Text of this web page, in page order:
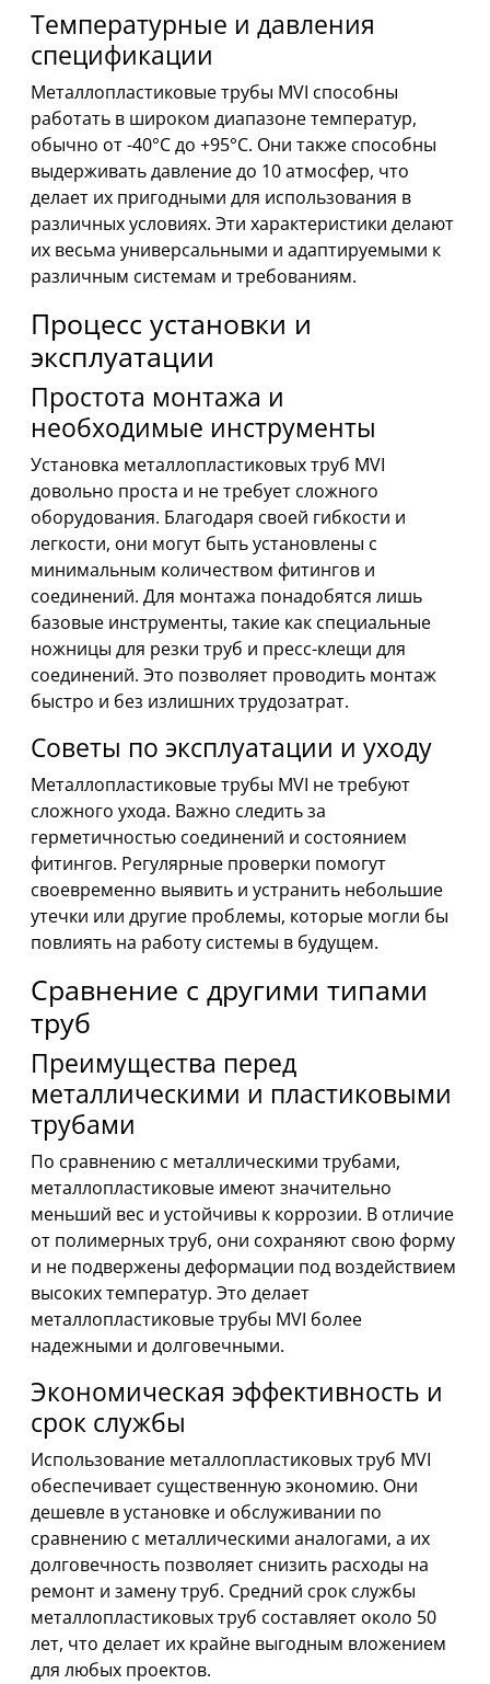
Температурные и давления
спецификации
Металлопластиковые трубы MVI способны
работать в широком диапазоне температур,
обычно от -40°C до +95°C. Они также способны
выдерживать давление до 10 атмосфер, что
делает их пригодными для использования в
различных условиях. Эти характеристики делают
их весьма универсальными и адаптируемыми к
различным системам и требованиям.
Процесс установки и
эксплуатации
Простота монтажа и
необходимые инструменты
Установка металлопластиковых труб MVI
довольно проста и не требует сложного
оборудования. Благодаря своей гибкости и
легкости, они могут быть установлены с
минимальным количеством фитингов и
соединений. Для монтажа понадобятся лишь
базовые инструменты, такие как специальные
ножницы для резки труб и пресс-клещи для
соединений. Это позволяет проводить монтаж
быстро и без излишних трудозатрат.
Советы по эксплуатации и уходу
Металлопластиковые трубы MVI не требуют
сложного ухода. Важно следить за
герметичностью соединений и состоянием
фитингов. Регулярные проверки помогут
своевременно выявить и устранить небольшие
утечки или другие проблемы, которые могли бы
повлиять на работу системы в будущем.
Сравнение с другими типами
труб
Преимущества перед
металлическими и пластиковыми
трубами
По сравнению с металлическими трубами,
металлопластиковые имеют значительно
меньший вес и устойчивы к коррозии. В отличие
от полимерных труб, они сохраняют свою форму
и не подвержены деформации под воздействием
высоких температур. Это делает
металлопластиковые трубы MVI более
надежными и долговечными.
Экономическая эффективность и
срок службы
Использование металлопластиковых труб MVI
обеспечивает существенную экономию. Они
дешевле в установке и обслуживании по
сравнению с металлическими аналогами, а их
долговечность позволяет снизить расходы на
ремонт и замену труб. Средний срок службы
металлопластиковых труб составляет около 50
лет, что делает их крайне выгодным вложением
для любых проектов.